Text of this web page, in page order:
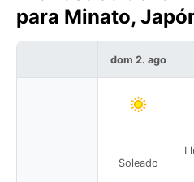
para Minato,
dom 2. ago
Soleado